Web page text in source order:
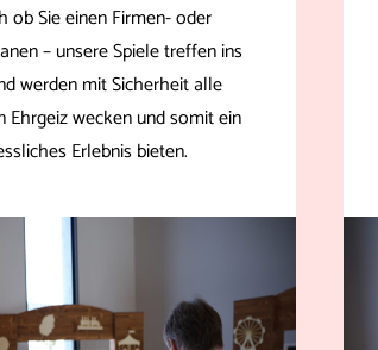
ob Sie einen Firmen- oder
– unsere Spiele treffen ins
werden mit Sicherheit alle
Ehrgeiz wecken und somit ein
Erlebnis bieten.